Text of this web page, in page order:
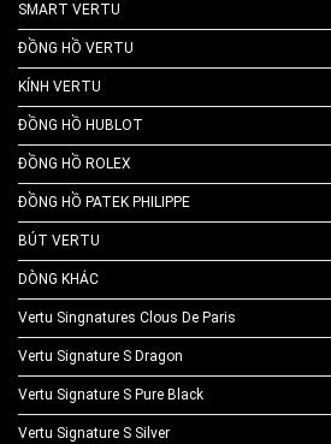
SMART VERTU
ĐỒNG HỒ VERTU
KÍNH VERTU
ĐỒNG HỒ HUBLOT
ĐỒNG HỒ ROLEX
ĐỒNG HỒ PATEK PHILIPPE
BÚT VERTU
DÒNG KHÁC
Vertu Singnatures Clous De Paris
Vertu Signature S Dragon
Vertu Signature S Pure Black
Vertu Signature S Silver